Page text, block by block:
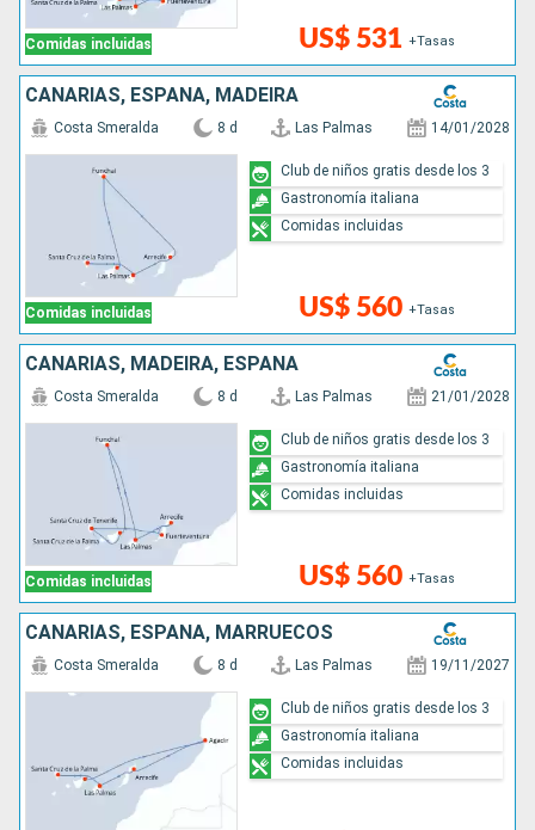
Comidas incluidas US$ 531 +Tasas
CANARIAS, ESPAÑA, MADEIRA
Comidas incluidas
Costa Smeralda 8 d Las Palmas 14/01/2028
US$ 560 +Tasas
Club de niños gratis desde los 3
Gastronomía italiana
Comidas incluidas
CANARIAS, MADEIRA, ESPAÑA
Comidas incluidas
Costa Smeralda 8 d Las Palmas 21/01/2028
US$ 560 +Tasas
Club de niños gratis desde los 3
Gastronomía italiana
Comidas incluidas
CANARIAS, ESPAÑA, MARRUECOS
Costa Smeralda 8 d Las Palmas 19/11/2027
Club de niños gratis desde los 3
Gastronomía italiana
Comidas incluidas